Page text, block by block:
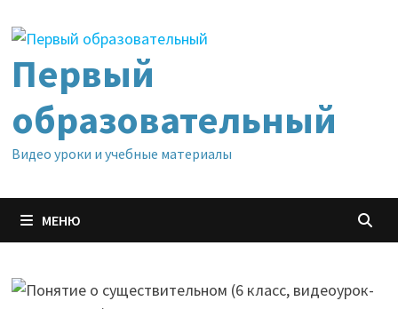
содержимому
Первый
образовательный
Видео уроки и учебные материалы
МЕНЮ